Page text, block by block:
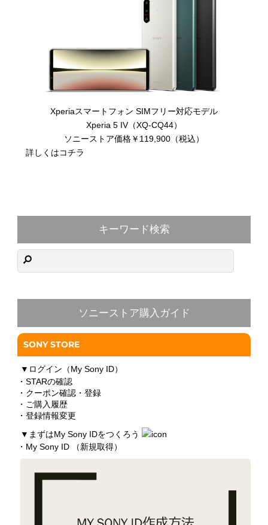
Xperiaスマートフォン SIMフリー対応モデル
Xperia 5 IV（XQ-CQ44）
ソニーストア価格￥119,900（税込）
詳しくはコチラ
キーワード検索
ソニーストア購入ガイド
SONY STORE
▼ ログイン（My Sony ID）
・STARの確認
・クーポン確認・登録
・ご購入履歴
・登録情報変更
▼ まずはMy Sony IDをつくろう
・My Sony ID （新規取得）